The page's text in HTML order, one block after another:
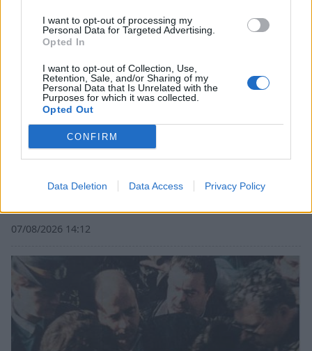
I want to opt-out of processing my
Personal Data for Targeted Advertising.
Opted In
I want to opt-out of Collection, Use,
Retention, Sale, and/or Sharing of my
Personal Data that Is Unrelated with the
Purposes for which it was collected.
Opted Out
CONFIRM
Data Deletion Data Access Privacy Policy
07/08/2026 14:12